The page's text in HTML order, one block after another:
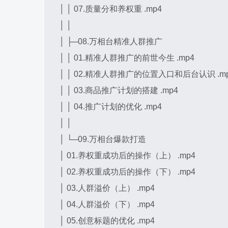
│ │ 07.质量分和养权重 .mp4
│ ├─08.万相台精准人群推广
│ │ 01.精准人群推广的前世今生 .mp4
│ │ 02.精准人群推广的位置入口和后台认识
│ │ 03.商品推广计划的搭建 .mp4
│ │ 04.推广计划的优化 .mp4
│ └─09.万相台爆款打造
│ 01.养权重成功后的操作（上） .mp4
│ 02.养权重成功后的操作（下） .mp4
│ 03.人群溢价（上） .mp4
│ 04.人群溢价（下） .mp4
│ 05.创意标题的优化 .mp4